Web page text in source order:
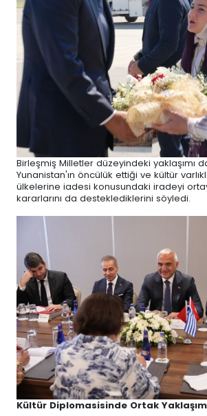
Birleşmiş Milletler düzeyindeki yaklaşımı
Yunanistan'ın öncülük ettiği ve kültür
ülkelerine iadesi konusundaki iradeyi
kararlarını da desteklediklerini söyledi.
Kültür Diplomasisinde Ortak Yaklaşım